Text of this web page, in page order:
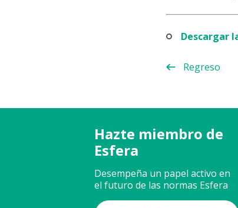
Descargar
Regreso
Hazte miembro de
Esfera
Desempeña un papel activo en
el futuro de las normas Esfera